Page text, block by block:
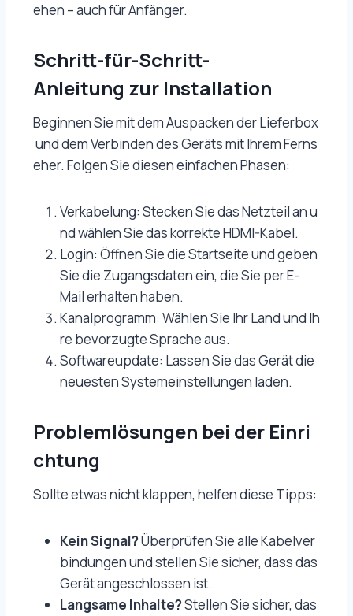
ehen – auch für Anfänger.
Schritt-für-Schritt-
Anleitung zur Installation
Beginnen Sie mit dem Auspacken der Lieferbox
und dem Verbinden des Geräts mit Ihrem Ferns
eher. Folgen Sie diesen einfachen Phasen:
Verkabelung: Stecken Sie das Netzteil an u
nd wählen Sie das korrekte HDMI-Kabel.
Login: Öffnen Sie die Startseite und geben
Sie die Zugangsdaten ein, die Sie per E-
Mail erhalten haben.
Kanalprogramm: Wählen Sie Ihr Land und Ih
re bevorzugte Sprache aus.
Softwareupdate: Lassen Sie das Gerät die
neuesten Systemeinstellungen laden.
Problemlösungen bei der Einri
chtung
Sollte etwas nicht klappen, helfen diese Tipps:
Kein Signal?Überprüfen Sie alle Kabelver
bindungen und stellen Sie sicher, dass das
Gerät angeschlossen ist.
Langsame Inhalte?Stellen Sie sicher, das